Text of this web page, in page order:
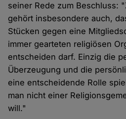
seiner Rede zum Beschluss:
gehört insbesondere auch,
Stücken gegen eine
immer gearteten religiösen
entscheiden darf. Einzig die
Überzeugung und die
eine entscheidende Rolle
man nicht einer
will."